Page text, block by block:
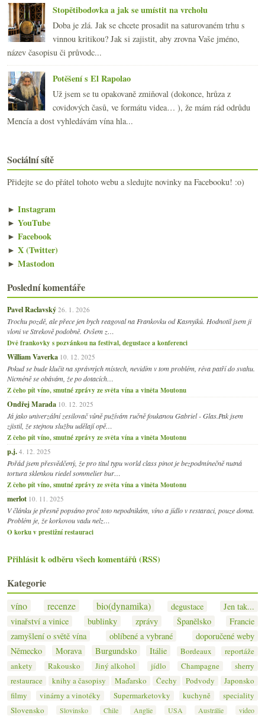
Stopětibodovka a jak se umístit na vrcholu
Doba je zlá. Jak se chcete prosadit na saturovaném trhu s
vinnou kritikou? Jak si zajistit, aby zrovna Vaše jméno,
název časopisu či průvodc...
Potěšení s El Rapolao
Už jsem se tu opakovaně zmiňoval (dokonce, hrůza z
covidových časů, ve formátu videa… ), že mám rád odrůdu
Mencía a dost vyhledávám vína hla...
Sociální sítě
Přidejte se do přátel tohoto webu a sledujte novinky na Facebooku! :o)
► Instagram
► YouTube
► Facebook
► X (Twitter)
► Mastodon
Poslední komentáře
Pavel Raclavský 26. 1. 2026
Trochu pozdě, ale přece jen bych reagoval na Frankovku od Kasnyiků. Hodnotil jsem ji
vloni ve Strekově podobně. Ovšem z…
Dvě frankovky s pozvánkou na festival, degustace a konferenci
William Vaverka 10. 12. 2025
Pokud se bude klučit na správných místech, nevidím v tom problém, réva patří do svahu.
Nicméně se obávám, že po dotacích…
Z čeho pít víno, smutné zprávy ze světa vína a viněta Moutonu
Ondřej Marada 10. 12. 2025
Já jako univerzální zesilovač vůně pužívám ručně foukanou Gabriel - Glas.Pak jsem
zjistil, že stejnou službu udělají opě…
Z čeho pít víno, smutné zprávy ze světa vína a viněta Moutonu
p.j. 4. 12. 2025
Pořád jsem přesvědčený, že pro titul typu world class pinot je bezpodmínečně nutná
tortura sklenkou riedel sommelier bur…
Z čeho pít víno, smutné zprávy ze světa vína a viněta Moutonu
merlot 10. 11. 2025
V článku je přesně popsáno proč toto nepodnikám, víno a jídlo v restaraci, pouze doma.
Problém je, že korkovou vadu nelz…
O korku v prestižní restauraci
Přihlásit k odběru všech komentářů (RSS)
Kategorie
víno recenze bio(dynamika) degustace
Jen tak...
vinařství a vinice
bublinky zprávy Španělsko
Francie
zamyšlení o světě vína
oblíbené a vybrané
doporučené weby
Německo
Morava Burgundsko Itálie Bordeaux
reportáže
ankety
Rakousko Jiný alkohol jídlo Champagne
sherry
restaurace
knihy a časopisy Maďarsko Čechy Podvody
Japonsko
filmy
vinárny a vinotéky Supermarketovky kuchyně
speciality
Slovensko
Slovinsko Chile Anglie USA Austrálie video